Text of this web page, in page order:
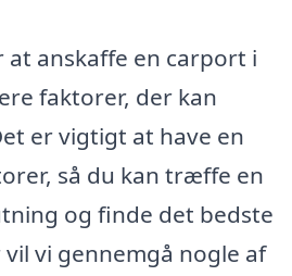
at anskaffe en carport i
faktorer, der kan
er vigtigt at have en
så du kan træffe en
og finde det bedste
vi gennemgå nogle af